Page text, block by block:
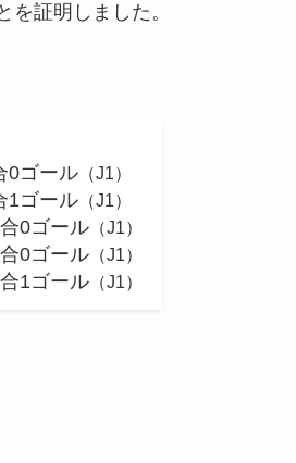
を証明しました。
0ゴール（J1）
1ゴール（J1）
0ゴール（J1）
0ゴール（J1）
1ゴール（J1）